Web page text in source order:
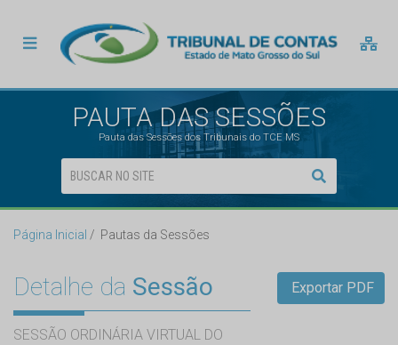
PAUTA DAS SESSÕES
Pauta das Sessões dos Tribunais do TCE MS
Página Inicial Pautas da Sessões
Detalhe da Sessão
SESSÃO ORDINÁRIA VIRTUAL DO
Exportar PDF